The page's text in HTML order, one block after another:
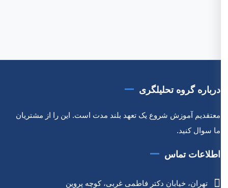
درباره گروه تحلیلگری
معتقدیم آموزش شروع یک تعهد بلند مدت است. این را از مشتریان
ما سوال کنید.
اطلاعات تماس
تهران، خیابان دکتر فاطمی غربی، کوچه پروین